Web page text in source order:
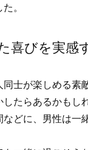
。
喜びを実感
士が楽しめる素
たらあるかもし
どに、男性は一